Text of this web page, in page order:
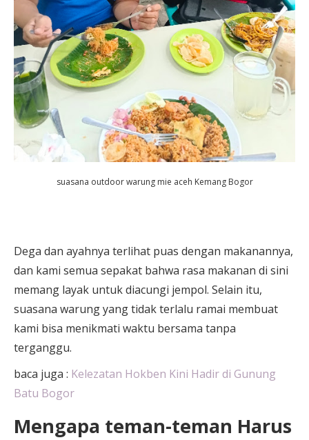
suasana outdoor warung mie aceh Kemang Bogor
Dega dan ayahnya terlihat puas dengan makanannya,
dan kami semua sepakat bahwa rasa makanan di sini
memang layak untuk diacungi jempol. Selain itu,
suasana warung yang tidak terlalu ramai membuat
kami bisa menikmati waktu bersama tanpa
terganggu.
baca juga : Kelezatan Hokben Kini Hadir di Gunung
Batu Bogor
Mengapa teman-teman Harus